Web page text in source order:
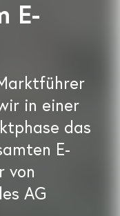
E-
in einer
das
E-
von
AG